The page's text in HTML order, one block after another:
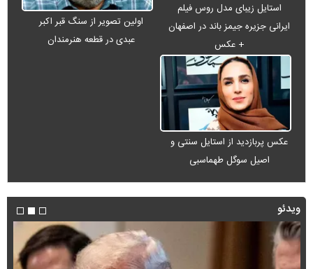
استایل زیبای مدل روس فیلم
ایرانی جزیره جیمز باند در اصفهان
+ عکس
اولین تصویر از سنگ قبر اکبر
عبدی در قطعه هنرمندان
عکس پربازدید از استایل سنتی و
اصیل سوگل طهماسبی
ویدئو